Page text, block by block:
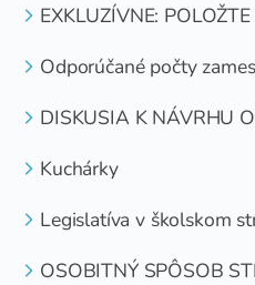
EXKLUZÍVNE:
Odporúčané počty
DISKUSIA K NÁVRHU
Kuchárky
Legislatíva v školskom
OSOBITNÝ SPÔSOB